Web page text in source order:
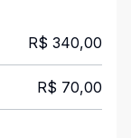
R$ 340,00
R$ 70,00